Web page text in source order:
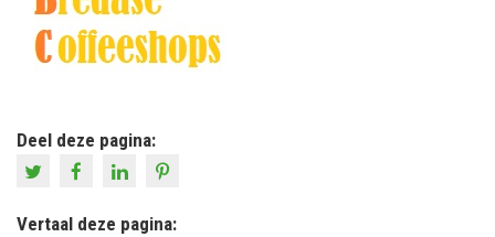
Deel deze pagina:
Vertaal deze pagina: